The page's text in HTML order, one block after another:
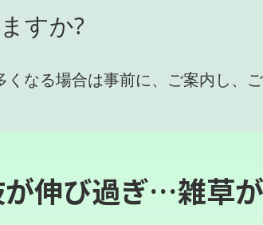
すか?
なる場合は事前に、ご案内し、
が伸び過ぎ…雑草